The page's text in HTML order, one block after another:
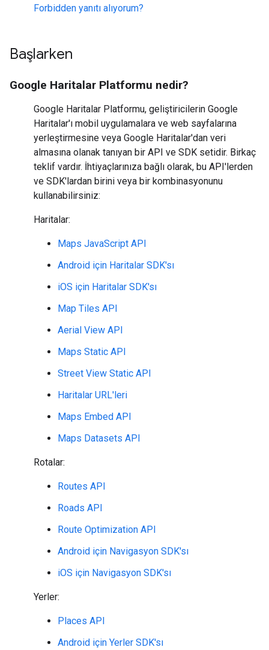
Forbidden yanıtı alıyorum?
Başlarken
Google Haritalar Platformu nedir?
Google Haritalar Platformu, geliştiricilerin Google
Haritalar'ı mobil uygulamalara ve web sayfalarına
yerleştirmesine veya Google Haritalar'dan veri
almasına olanak tanıyan bir API ve SDK setidir. Birkaç
teklif vardır. İhtiyaçlarınıza bağlı olarak, bu API'lerden
ve SDK'lardan birini veya bir kombinasyonunu
kullanabilirsiniz:
Haritalar:
Maps JavaScript API
Android için Haritalar SDK'sı
iOS için Haritalar SDK'sı
Map Tiles API
Aerial View API
Maps Static API
Street View Static API
Haritalar URL'leri
Maps Embed API
Maps Datasets API
Rotalar:
Routes API
Roads API
Route Optimization API
Android için Navigasyon SDK'sı
iOS için Navigasyon SDK'sı
Yerler:
Places API
Android için Yerler SDK'sı